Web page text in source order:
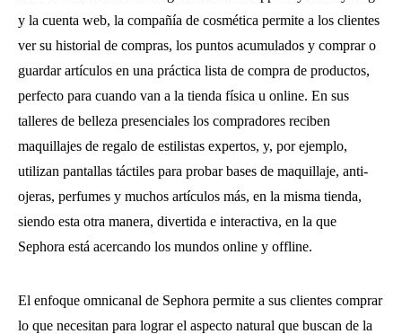
y la cuenta web, la compañía de cosmética permite a los clientes
ver su historial de compras, los puntos acumulados y comprar o
guardar artículos en una práctica lista de compra de productos,
perfecto para cuando van a la tienda física u online. En sus
talleres de belleza presenciales los compradores reciben
maquillajes de regalo de estilistas expertos, y, por ejemplo,
utilizan pantallas táctiles para probar bases de maquillaje, anti-
ojeras, perfumes y muchos artículos más, en la misma tienda,
siendo esta otra manera, divertida e interactiva, en la que
Sephora está acercando los mundos online y offline.
El enfoque omnicanal de Sephora permite a sus clientes comprar
lo que necesitan para lograr el aspecto natural que buscan de la